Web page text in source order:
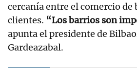
cercanía entre el comercio de
clientes. “Los barrios son
apunta el presidente de
Gardeazabal.